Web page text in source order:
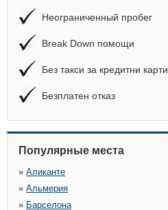
Неограниченный пробег
Break Down помощи
Без такси за кредитни карти
Безплатен отказ
Популярные места
» Аликанте
» Альмерия
» Барселона